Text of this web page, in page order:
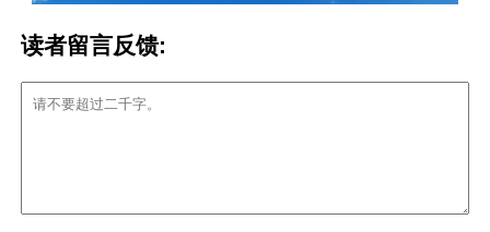
读者留言反馈: